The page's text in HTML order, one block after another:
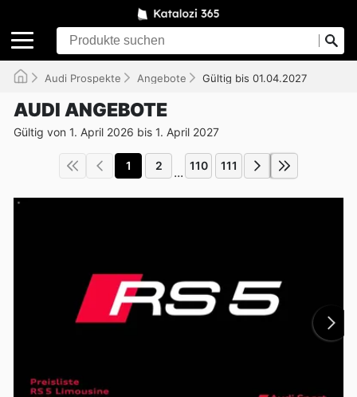
Audi Prospekte Angebote Gültig bis 01.04.2027
AUDI ANGEBOTE
Gültig von 1. April 2026 bis 1. April 2027
1 2 ... 110 111